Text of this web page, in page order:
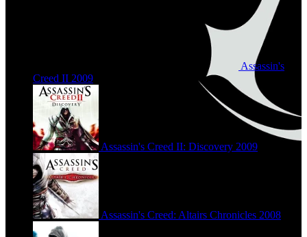
Assassin's
Creed II 2009
Assassin's Creed II: Discovery 2009
Assassin's Creed: Altairs Chronicles 2008